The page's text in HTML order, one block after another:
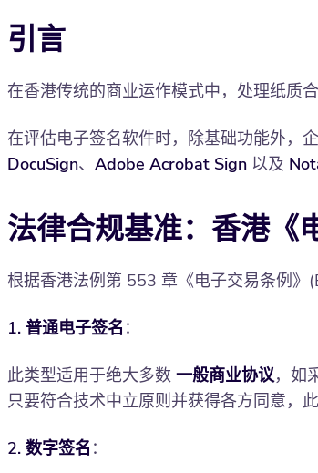
引言
在香港传统的商业运作模式中，处理纸质
在评估电子签名软件时，除基础功能外，
DocuSign、 Adobe Acrobat Sign 以及
法律合规基准：香港《
根据香港法例第 553 章《电子交易条例》
1. 普通电子签名 ：
此类型适用于绝大多数 一般商业协议，如
只要符合技术中立原则并获得各方同意，
2. 数字签名 ：